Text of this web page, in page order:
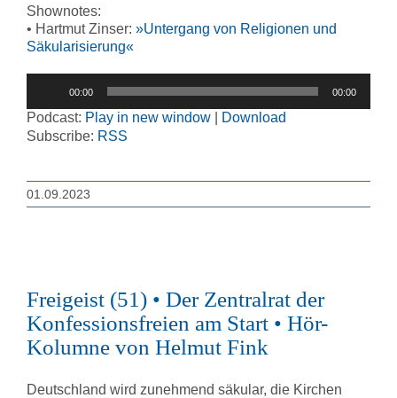
Shownotes:
• Hartmut Zinser: »Untergang von Religionen und
Säkularisierung«
00:00 00:00
Podcast: Play in new window
Download
Subscribe: RSS
01.09.2023
Freigeist (51) • Der Zentralrat der
Konfessionsfreien am Start • Hör-
Kolumne von Helmut Fink
Deutschland wird zunehmend säkular, die Kirchen